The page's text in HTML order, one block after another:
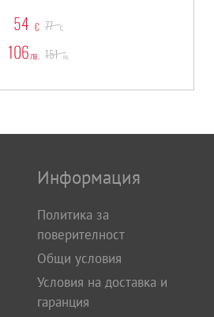
54 € 77 €
106лв. 151 лв.
Информация
Политика за
поверителност
Общи условия
Условия на доставка и
гаранция